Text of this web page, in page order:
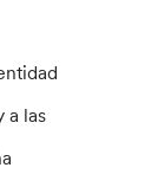
a las